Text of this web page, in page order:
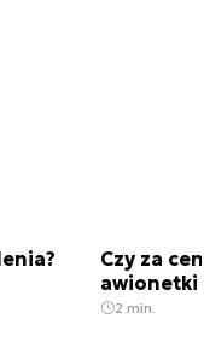
Czy za
awionetki
2 min.